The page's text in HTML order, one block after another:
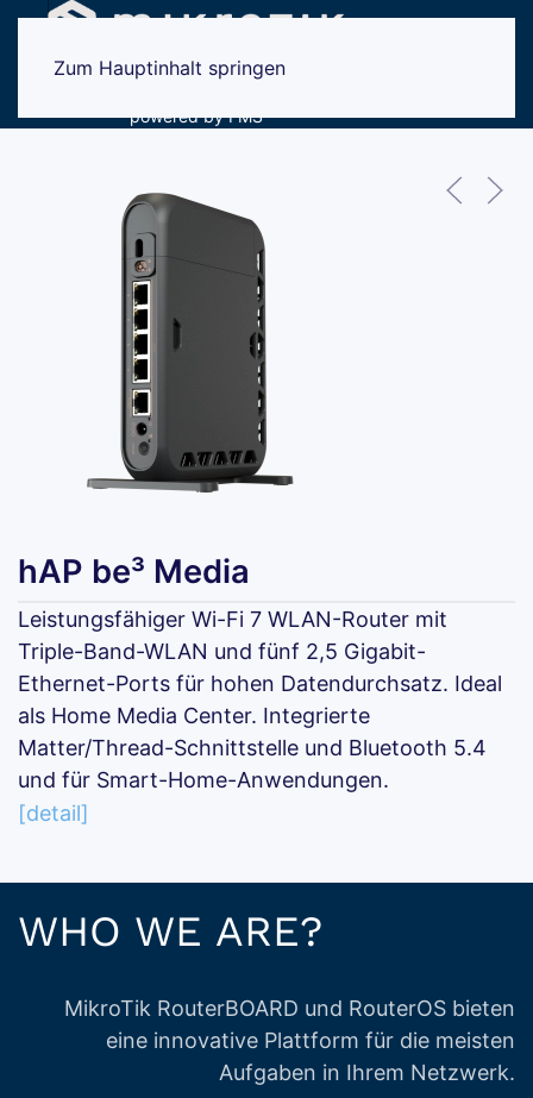
Zum Hauptinhalt springen
Vertrieb und Support:
powered by FMS
hAP be³ Media
Leistungsfähiger Wi-Fi 7 WLAN-Router mit
Triple-Band-WLAN und fünf 2,5 Gigabit-
Ethernet-Ports für hohen Datendurchsatz. Ideal
als Home Media Center. Integrierte
Matter/Thread-Schnittstelle und Bluetooth 5.4
und für Smart-Home-Anwendungen.
[detail]
WHO WE ARE?
MikroTik RouterBOARD und RouterOS bieten
eine innovative Plattform für die meisten
Aufgaben in Ihrem Netzwerk.